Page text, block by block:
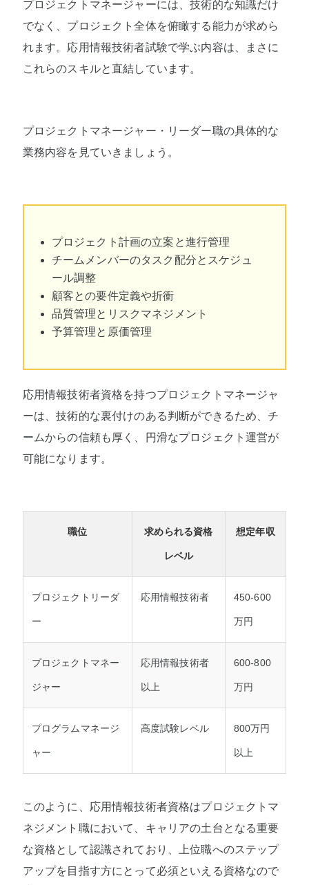
プロジェクトマネージャーには、技術的な知識だけ
でなく、プロジェクト全体を俯瞰する能力が求めら
れます。応用情報技術者試験で学ぶ内容は、まさに
これらのスキルと直結しています。
プロジェクトマネージャー・リーダー職の具体的な
業務内容を見ていきましょう。
プロジェクト計画の立案と進行管理
チームメンバーのタスク配分とスケジュ
ール調整
顧客との要件定義や折衝
品質管理とリスクマネジメント
予算管理と原価管理
応用情報技術者資格を持つプロジェクトマネージャ
ーは、技術的な裏付けのある判断ができるため、チ
ームからの信頼も厚く、円滑なプロジェクト運営が
可能になります。
職位 求められる資格
レベル
想定年収
プロジェクトリーダ
ー
応用情報技術者 450-600
万円
プロジェクトマネー
ジャー
応用情報技術者
以上
600-800
万円
プログラムマネージ
ャー
高度試験レベル 800万円
以上
このように、応用情報技術者資格はプロジェクトマ
ネジメント職において、キャリアの土台となる重要
な資格として認識されており、上位職へのステップ
アップを目指す方にとって必須といえる資格なので